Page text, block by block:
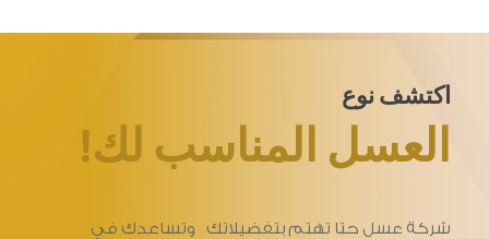
اكتشف نوع
العسل المناسب لك!
شركة عسل حتا تهتم بتفضيلاتك وتساعدك في